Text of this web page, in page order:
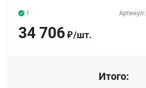
Артикул:
!
34 706 ₽/шт.
Итого: